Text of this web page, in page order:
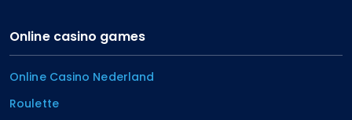
Online casino games
Online Casino Nederland
Roulette